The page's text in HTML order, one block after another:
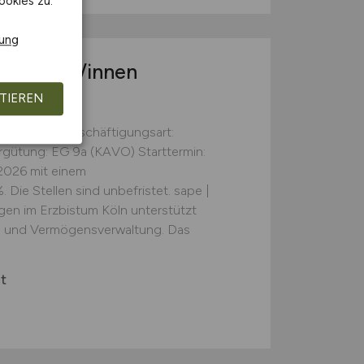
innen
(m/w/d) Beschäftigungsart:
EG 9a (KAVO) Starttermin:
mit einem
Stellen sind unbefristet. sape |
im Erzbistum Köln unterstützt
Vermögensverwaltung. Das